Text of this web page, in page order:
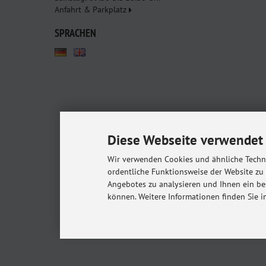
Anfahrt & Parkplatz
SPRACHEN
Babyshop.de - euer
Kindersitze, Babybettchen
Alle Preise inkl. gesetzl. MwSt. zzgl.
©
Diese Webseite
Wir verwenden Cookies und ähnliche
ordentliche Funktionsweise der Website
Angebotes zu analysieren und Ihnen ein
können. Weitere Informationen finden Sie